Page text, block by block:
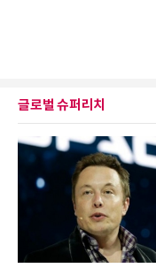
글로벌 슈퍼리치